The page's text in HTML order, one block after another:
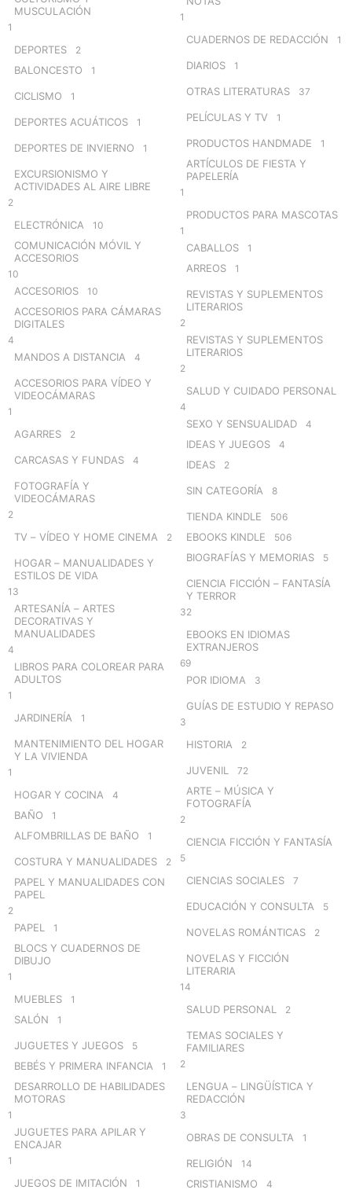
MUSCULACIÓN
1
DEPORTES 2
BALONCESTO 1
CICLISMO 1
DEPORTES ACUÁTICOS 1
DEPORTES DE INVIERNO 1
EXCURSIONISMO Y
ACTIVIDADES AL AIRE LIBRE
2
ELECTRÓNICA 10
COMUNICACIÓN MÓVIL Y
ACCESORIOS
10
ACCESORIOS 10
ACCESORIOS PARA CÁMARAS
DIGITALES
4
MANDOS A DISTANCIA 4
ACCESORIOS PARA VÍDEO Y
VIDEOCÁMARAS
1
AGARRES 2
CARCASAS Y FUNDAS 4
FOTOGRAFÍA Y
VIDEOCÁMARAS
2
TV – VÍDEO Y HOME CINEMA 2
HOGAR – MANUALIDADES Y
ESTILOS DE VIDA
13
ARTESANÍA – ARTES
DECORATIVAS Y
MANUALIDADES
4
LIBROS PARA COLOREAR PARA
ADULTOS
1
JARDINERÍA 1
MANTENIMIENTO DEL HOGAR
Y LA VIVIENDA
1
HOGAR Y COCINA 4
BAÑO 1
ALFOMBRILLAS DE BAÑO 1
COSTURA Y MANUALIDADES 2
PAPEL Y MANUALIDADES CON
PAPEL
2
PAPEL 1
BLOCS Y CUADERNOS DE
DIBUJO
1
MUEBLES 1
SALÓN 1
JUGUETES Y JUEGOS 5
BEBÉS Y PRIMERA INFANCIA 1
DESARROLLO DE HABILIDADES
MOTORAS
1
JUGUETES PARA APILAR Y
ENCAJAR
1
JUEGOS DE IMITACIÓN 1
1
CUADERNOS DE REDACCIÓN 1
DIARIOS 1
OTRAS LITERATURAS 37
PELÍCULAS Y TV 1
PRODUCTOS HANDMADE 1
ARTÍCULOS DE FIESTA Y
PAPELERÍA
1
PRODUCTOS PARA MASCOTAS
1
CABALLOS 1
ARREOS 1
REVISTAS Y SUPLEMENTOS
LITERARIOS
2
REVISTAS Y SUPLEMENTOS
LITERARIOS
2
SALUD Y CUIDADO PERSONAL
4
SEXO Y SENSUALIDAD 4
IDEAS Y JUEGOS 4
IDEAS 2
SIN CATEGORÍA 8
TIENDA KINDLE 506
EBOOKS KINDLE 506
BIOGRAFÍAS Y MEMORIAS 5
CIENCIA FICCIÓN – FANTASÍA
Y TERROR
32
EBOOKS EN IDIOMAS
EXTRANJEROS
69
POR IDIOMA 3
GUÍAS DE ESTUDIO Y REPASO
3
HISTORIA 2
JUVENIL 72
ARTE – MÚSICA Y
FOTOGRAFÍA
2
CIENCIA FICCIÓN Y FANTASÍA
5
CIENCIAS SOCIALES 7
EDUCACIÓN Y CONSULTA 5
NOVELAS ROMÁNTICAS 2
NOVELAS Y FICCIÓN
LITERARIA
14
SALUD PERSONAL 2
TEMAS SOCIALES Y
FAMILIARES
2
LENGUA – LINGÜÍSTICA Y
REDACCIÓN
3
OBRAS DE CONSULTA 1
RELIGIÓN 14
CRISTIANISMO 4